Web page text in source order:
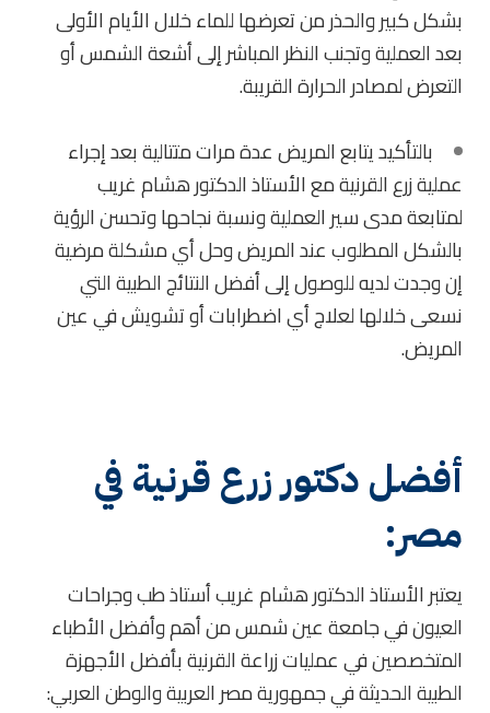
بشكل كبير والحذر من تعرضها للماء خلال الأيام الأولى
بعد العملية وتجنب النظر المباشر إلى أشعة الشمس أو
التعرض لمصادر الحرارة القريبة.
بالتأكيد يتابع المريض عدة مرات متتالية بعد إجراء
عملية زرع القرنية مع الأستاذ الدكتور هشام غريب
لمتابعة مدى سير العملية ونسبة نجاحها وتحسن الرؤية
بالشكل المطلوب عند المريض وحل أي مشكلة مرضية
إن وجدت لديه للوصول إلى أفضل النتائج الطبية التي
نسعى خلالها لعلاج أي اضطرابات أو تشويش في عين
المريض.
أفضل دكتور زرع قرنية في
مصر:
يعتبر الأستاذ الدكتور هشام غريب أستاذ طب وجراحات
العيون في جامعة عين شمس من أهم وأفضل الأطباء
المتخصصين في عمليات زراعة القرنية بأفضل الأجهزة
الطبية الحديثة في جمهورية مصر العربية والوطن العربي: